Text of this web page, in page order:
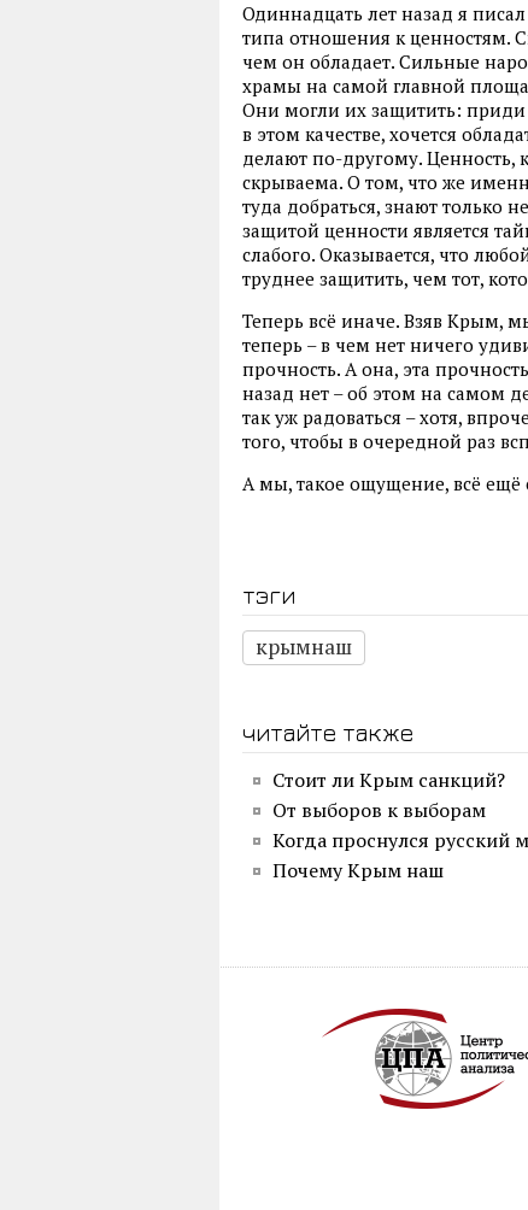
Одиннадцать лет назад я
типа отношения к ценностям.
чем он обладает. Сильные
храмы на самой главной
Они могли их защитить:
в этом качестве, хочется
делают по-другому. Ценность,
скрываема. О том, что же
туда добраться, знают только
защитой ценности является
слабого. Оказывается, что
труднее защитить, чем тот,
Теперь всё иначе. Взяв Крым,
теперь – в чем нет ничего
прочность. А она, эта
назад нет – об этом на самом
так уж радоваться – хотя,
того, чтобы в очередной раз
А мы, такое ощущение, всё
тэги
крымнаш
читайте также
Стоит ли Крым санкций?
От выборов к выборам
Когда проснулся русский
Почему Крым наш